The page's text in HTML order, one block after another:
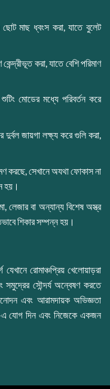
মাছ ধ্বংস করা, যাতে বুলেট
করা, যাতে বেশি পরিমাণ
মোডের মধ্যে পরিবর্তন করে
দুর্বল জায়গা লক্ষ্য করে গুলি করা,
করছে, সেখানে অযথা ফোকাস না
হয়।
লেজার বা অন্যান্য বিশেষ অস্ত্র
শিকার সম্পন্ন হয়।
রোমাঞ্চপ্রিয় খেলোয়াড়রা
সৌন্দর্য অন্বেষণ করতে
এবং আরামদায়ক অভিজ্ঞতা
যোগ দিন এবং নিজেকে একজন